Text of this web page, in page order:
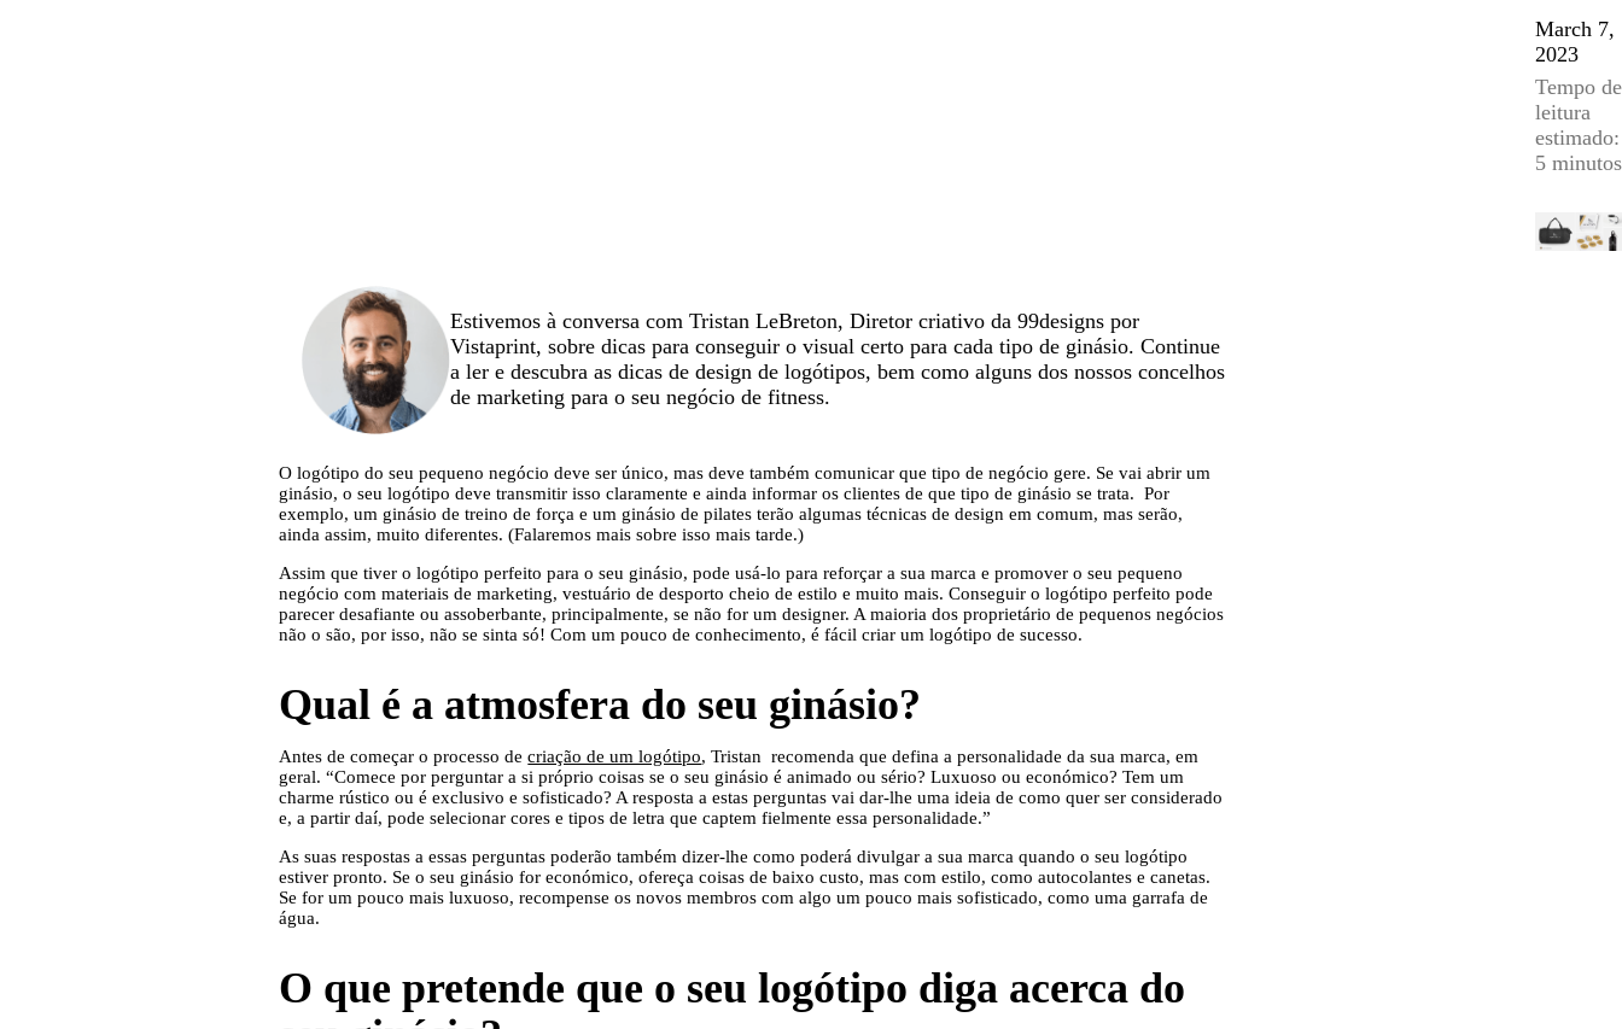
March 7,
2023
Tempo de
leitura
estimado:
5 minutos
Estivemos à conversa com Tristan LeBreton, Diretor criativo da 99designs por
Vistaprint, sobre dicas para conseguir o visual certo para cada tipo de ginásio. Continue
a ler e descubra as dicas de design de logótipos, bem como alguns dos nossos concelhos
de marketing para o seu negócio de fitness.
O logótipo do seu pequeno negócio deve ser único, mas deve também comunicar que tipo de negócio gere. Se vai abrir um
ginásio, o seu logótipo deve transmitir isso claramente e ainda informar os clientes de que tipo de ginásio se trata. Por
exemplo, um ginásio de treino de força e um ginásio de pilates terão algumas técnicas de design em comum, mas serão,
ainda assim, muito diferentes. (Falaremos mais sobre isso mais tarde.)
Assim que tiver o logótipo perfeito para o seu ginásio, pode usá-lo para reforçar a sua marca e promover o seu pequeno
negócio com materiais de marketing, vestuário de desporto cheio de estilo e muito mais. Conseguir o logótipo perfeito pode
parecer desafiante ou assoberbante, principalmente, se não for um designer. A maioria dos proprietário de pequenos negócios
não o são, por isso, não se sinta só! Com um pouco de conhecimento, é fácil criar um logótipo de sucesso.
Qual é a atmosfera do seu ginásio?
Antes de começar o processo decriação de um logótipo, Tristan recomenda que defina a personalidade da sua marca, em
geral. “Comece por perguntar a si próprio coisas se o seu ginásio é animado ou sério? Luxuoso ou económico? Tem um
charme rústico ou é exclusivo e sofisticado? A resposta a estas perguntas vai dar-lhe uma ideia de como quer ser considerado
e, a partir daí, pode selecionar cores e tipos de letra que captem fielmente essa personalidade.”
As suas respostas a essas perguntas poderão também dizer-lhe como poderá divulgar a sua marca quando o seu logótipo
estiver pronto. Se o seu ginásio for económico, ofereça coisas de baixo custo, mas com estilo, como autocolantes e canetas.
Se for um pouco mais luxuoso, recompense os novos membros com algo um pouco mais sofisticado, como uma garrafa de
água.
O que pretende que o seu logótipo diga acerca do